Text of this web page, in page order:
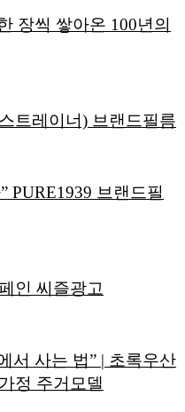
장씩 쌓아온 100년의
트레이너) 브랜드필름
PURE1939 브랜드필
인 씨즐광고
서 사는 법” | 초록우산
정 주거모델